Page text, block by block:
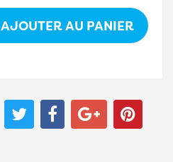
AJOUTER AU PANIER